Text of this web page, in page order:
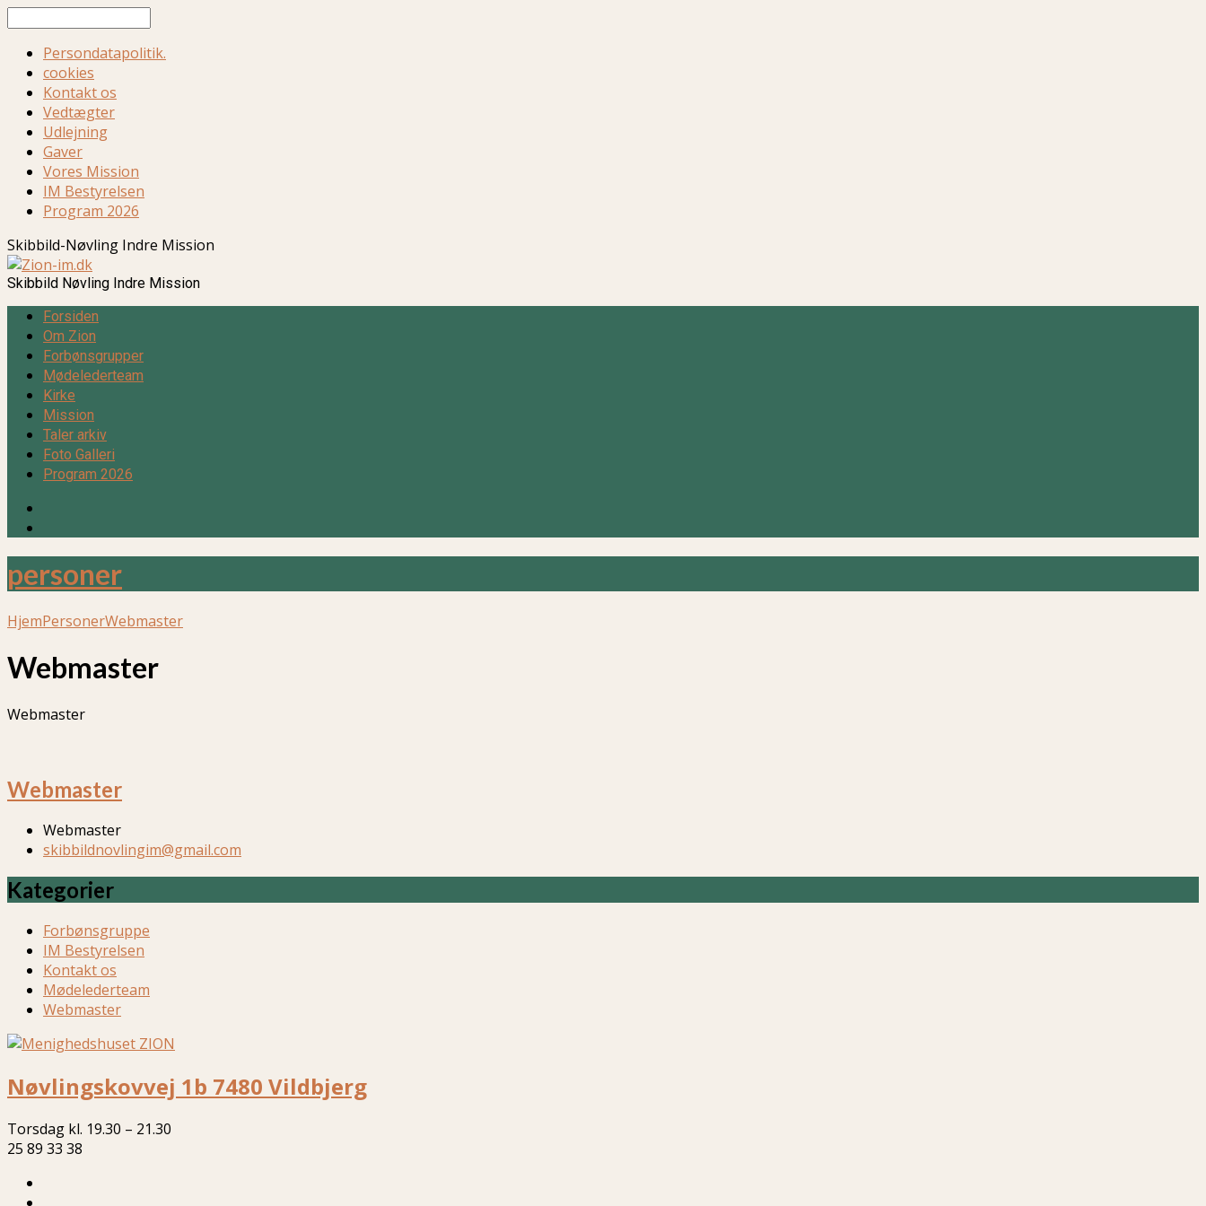
Persondatapolitik.
cookies
Kontakt os
Vedtægter
Udlejning
Gaver
Vores Mission
IM Bestyrelsen
Program 2026
Skibbild-Nøvling Indre Mission
Skibbild Nøvling Indre Mission
Forsiden
Om Zion
Forbønsgrupper
Mødelederteam
Kirke
Mission
Taler arkiv
Foto Galleri
Program 2026
personer
HjemPersonerWebmaster
Webmaster
Webmaster
Webmaster
Webmaster
skibbildnovlingim@gmail.com
Kategorier
Forbønsgruppe
IM Bestyrelsen
Kontakt os
Mødelederteam
Webmaster
Nøvlingskovvej 1b 7480 Vildbjerg
Torsdag kl. 19.30 – 21.30
25 89 33 38